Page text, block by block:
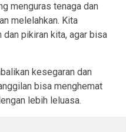
menguras tenaga dan
melelahkan. Kita
pikiran kita, agar bisa
kesegaran dan
bisa menghemat
lebih leluasa.